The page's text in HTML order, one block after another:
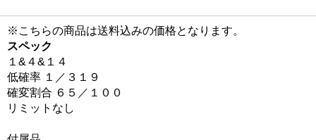
※こちらの商品は送料込みの価格となります。
スペック
１&４&１４
低確率 １／３１９
確変割合 ６５／１００
リミットなし